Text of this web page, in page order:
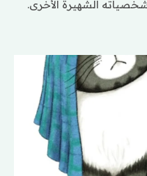
شخصياته الشهيرة الأخرى.